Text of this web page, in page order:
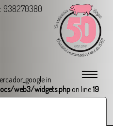
938270380
in
web3/widgets.php on line19